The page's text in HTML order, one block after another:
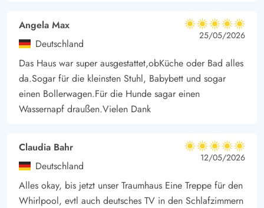
Angela Max
Deutschland
5 von 5
5 von 5
5 out of 5
25/05/2026
Das Haus war super ausgestattet,obKüche oder Bad alles
da.Sogar für die kleinsten Stuhl, Babybett und sogar
einen Bollerwagen.Für die Hunde sagar einen
Wassernapf draußen.Vielen Dank
Claudia Bahr
Deutschland
5 von 5
5 von 5
5 out of 5
12/05/2026
Alles okay, bis jetzt unser Traumhaus Eine Treppe für den
Whirlpool, evtl auch deutsches TV in den Schlafzimmern